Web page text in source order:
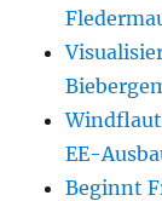
EE-
Beginnt